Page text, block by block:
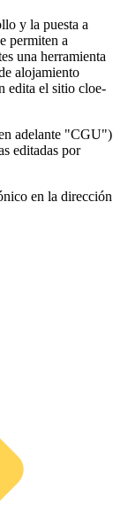
y la puesta a
permiten a
una herramienta
alojamiento
edita el sitio cloe-
adelante "CGU")
editadas por
en la dirección